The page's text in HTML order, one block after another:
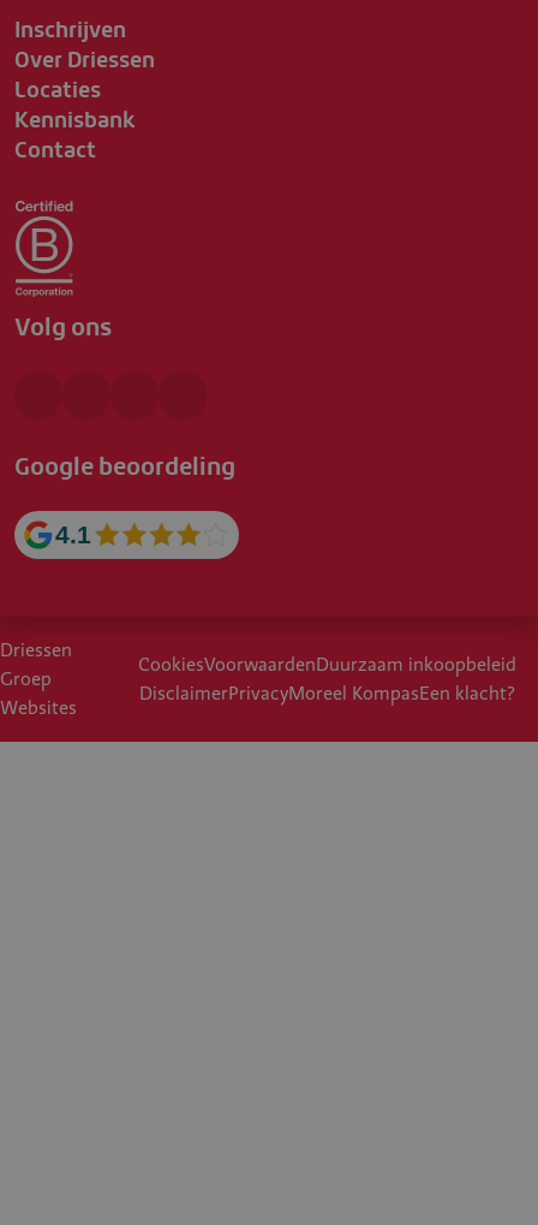
Inschrijven
Over Driessen
Locaties
Kennisbank
Contact
Volg ons
Google beoordeling
4.1
Driessen
Groep
Websites
CookiesVoorwaardenDuurzaam inkoopbeleid
DisclaimerPrivacyMoreel KompasEen klacht?